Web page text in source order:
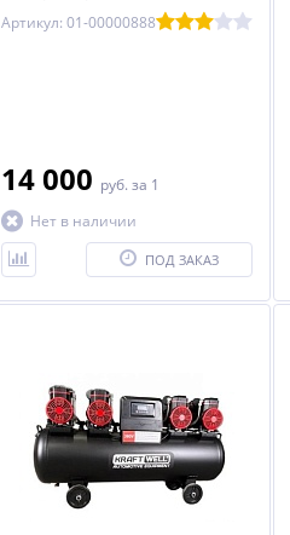
Артикул: 01-00000888
14 000 руб. за 1
Нет в наличии
ПОД ЗАКАЗ